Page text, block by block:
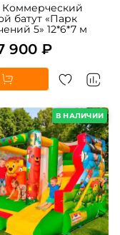
Коммерческий
батут «Парк
5» 12*6*7 м
900 ₽
В НАЛИЧИИ